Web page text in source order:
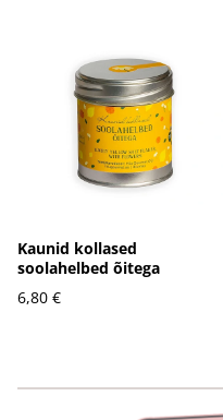
Kaunid kollased
soolahelbed õitega
6,80 €